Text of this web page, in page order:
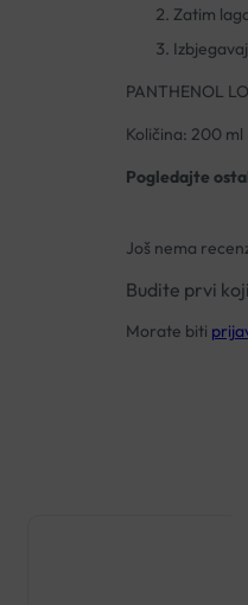
Zatim
PANTHENOL
Količina: 200 ml
Pogledajte
Još nema
Budite prvi
Morate biti